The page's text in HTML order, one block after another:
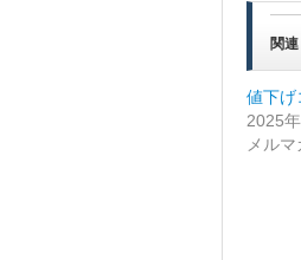
関連
値下げ
2025
メルマ